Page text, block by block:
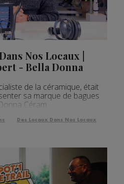
Nos Locaux |
- Bella Donna
de la céramique, était
sa marque de bagues
Céram.
Des Locaux Dans Nos Locaux